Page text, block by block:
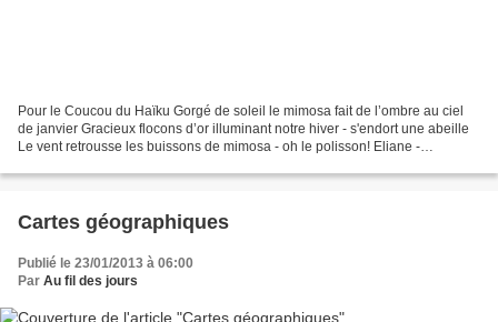
Pour le Coucou du Haïku Gorgé de soleil le mimosa fait de l’ombre au ciel
de janvier Gracieux flocons d’or illuminant notre hiver - s'endort une abeille
Le vent retrousse les buissons de mimosa - oh le polisson! Eliane -
Cartes géographiques
Publié le 23/01/2013 à 06:00
Par Au fil des jours